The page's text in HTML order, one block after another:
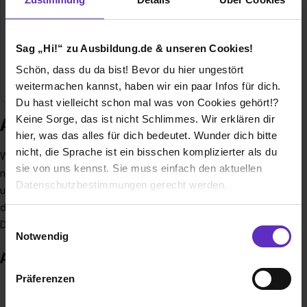
Sag „Hi!“ zu Ausbildung.de & unseren Cookies!
Schön, dass du da bist! Bevor du hier ungestört
weitermachen kannst, haben wir ein paar Infos für dich.
Du hast vielleicht schon mal was von Cookies gehört!?
Keine Sorge, das ist nicht Schlimmes. Wir erklären dir
hier, was das alles für dich bedeutet. Wunder dich bitte
nicht, die Sprache ist ein bisschen komplizierter als du
sie von uns kennst. Sie muss einfach den aktuellen
Datenschutzbestimmungen gerecht werden.
Benutzung der Webseite getroffenen Einstellungen zu
Einwilligungsauswahl
Notwendig
Präferenzen
47638 Straelen
E-Mail anzeigen
Ausbildung bei Laudius GmbH
Wir sind Anbieter von Fernlehrgängen in fünf deutsch- und
niederländischsprachigen Ländern. Als Azubi arbeitest du an
unserem Standort in Venlo (Niederlande) nach dem
deutschen Ausbildungsrecht, mit Berufsschule in
Deutschland.
Auszeichnungen